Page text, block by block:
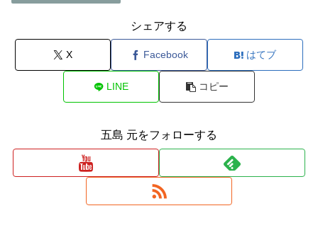
シェアする
X Facebook はてブ
LINE コピー
五島 元をフォローする